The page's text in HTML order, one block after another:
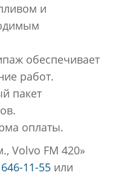
и
обеспечивает
работ.
пакет
оплаты.
Volvo FM 420»
11-55 или